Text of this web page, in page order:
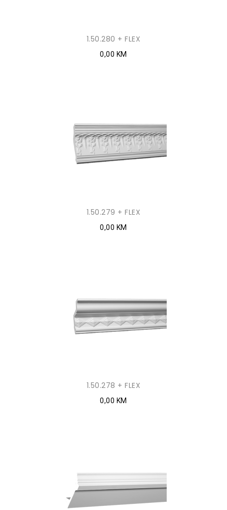
1.50.280 + FLEX
0,00 KM
1.50.279 + FLEX
0,00 KM
1.50.278 + FLEX
0,00 KM